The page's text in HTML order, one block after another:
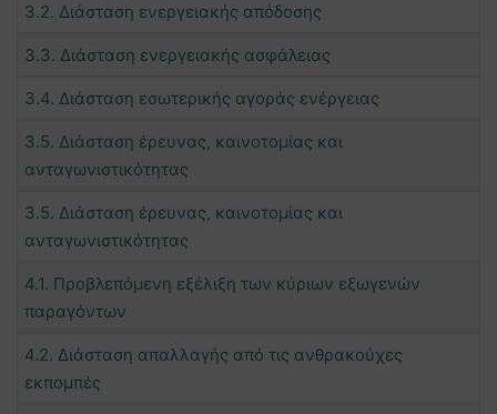
3.2. Διάσταση ενεργειακής απόδοσης
3.3. Διάσταση ενεργειακής ασφάλειας
3.4. Διάσταση εσωτερικής αγοράς ενέργειας
3.5. Διάσταση έρευνας, καινοτομίας και
ανταγωνιστικότητας
3.5. Διάσταση έρευνας, καινοτομίας και
ανταγωνιστικότητας
4.1. Προβλεπόμενη εξέλιξη των κύριων εξωγενών
παραγόντων
4.2. Διάσταση απαλλαγής από τις ανθρακούχες
εκπομπές